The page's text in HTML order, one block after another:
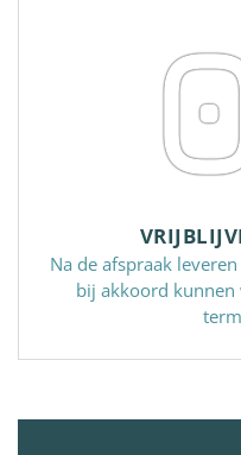
Na de afspraak
bij akkoord kunnen